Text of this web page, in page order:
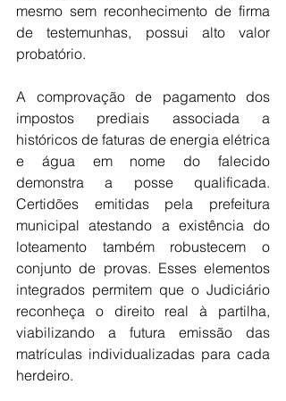
mesmo sem reconhecimento de firma
de testemunhas, possui alto valor
probatório.
A comprovação de pagamento dos
impostos prediais associada a
históricos de faturas de energia elétrica
e água em nome do falecido
demonstra a posse qualificada.
Certidões emitidas pela prefeitura
municipal atestando a existência do
loteamento também robustecem o
conjunto de provas. Esses elementos
integrados permitem que o Judiciário
reconheça o direito real à partilha,
viabilizando a futura emissão das
matrículas individualizadas para cada
herdeiro.